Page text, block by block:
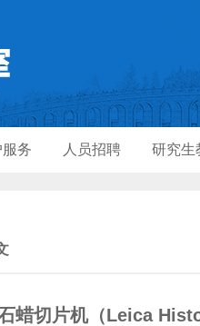
服务 人员招聘 研究生
蜡切片机（Leica